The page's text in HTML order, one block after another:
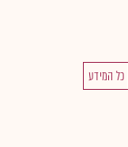
כל המידע